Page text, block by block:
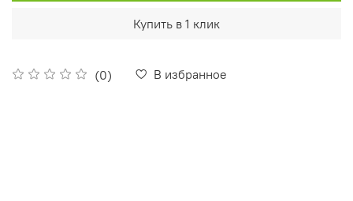
(0) В избранное
Купить в 1 клик